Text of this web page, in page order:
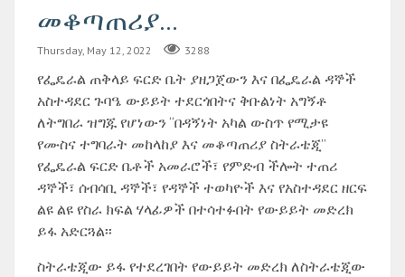
መቆጣጠሪያ...
Thursday, May 12, 2022 3288
የፌዴራል ጠቅላይ ፍርድ ቤት ያዘጋጀውን እና በፌዴራል ዳኞች
አስተዳደር ጉባዔ ውይይት ተደርጎበትና ቅቡልነት አግኝቶ
ለትግበራ ዝግጁ የሆነውን “በዳኝነት አካል ውስጥ የሚታዩ
የሙስና ተግባራት መከላከያ እና መቆጣጠሪያ ስትራቴጂ”
የፌዴራል ፍርድ ቤቶች አመራሮች፣ የምድብ ችሎት ተጠሪ
ዳኞች፣ ሰብሳቢ ዳኞች፣ የዳኞች ተወካዮች እና የአስተዳደር ዘርፍ
ልዩ ልዩ የስራ ክፍል ሃላፊዎች በተሳተፉበት የውይይት መድረክ
ይፋ አድርጓል፡፡
ስትራቴጂው ይፋ የተደረገበት የውይይት መድረክ ለስትራቴጂው